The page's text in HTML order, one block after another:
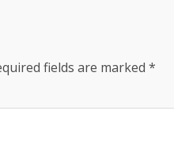
fields are marked *